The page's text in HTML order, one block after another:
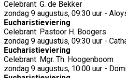
Celebrant: G. de Bekker
zondag 9 augustus, 09:30 uur -
Eucharistieviering
Celebrant: Pastoor H. Boogers
zondag 9 augustus, 09:30 uur -
Eucharistieviering
Celebrant: Mgr. Th. Hoogenboom
zondag 9 augustus, 10:00 uur -